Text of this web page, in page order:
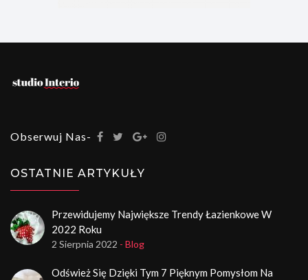
Obserwuj Nas-
OSTATNIE ARTYKUŁY
Przewidujemy Największe Trendy Łazienkowe W
2022 Roku
2 Sierpnia 2022 - Blog
Odśwież Się Dzięki Tym 7 Pięknym Pomysłom Na